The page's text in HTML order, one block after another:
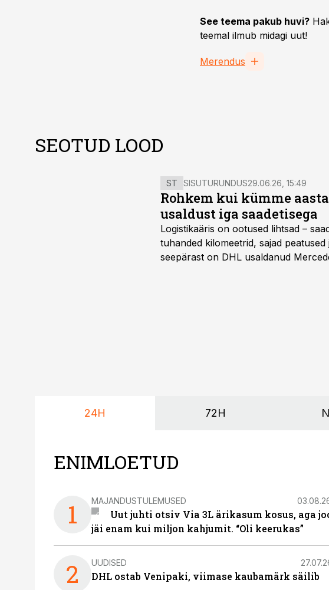
See teema pakub huvi?
teemal ilmub midagi uut!
Merendus
SEOTUD LOOD
ST SISUTURUNDUS29.06.26, 15:49
Rohkem kui kümme
usaldust iga saadetisega
Logistikaäris on ootused lihtsad –
tuhanded kilomeetrid, sajad
seepärast on DHL usaldanud
24H 72H
ENIMLOETUD
1 MAJANDUSTULEMUSED
Uut juhti otsiv Via 3L ärikasum kosus, aga
jäi enam kui miljon kahjumit. “Oli keerukas”
2 UUDISED
DHL ostab Venipaki, viimase kaubamärk säilib